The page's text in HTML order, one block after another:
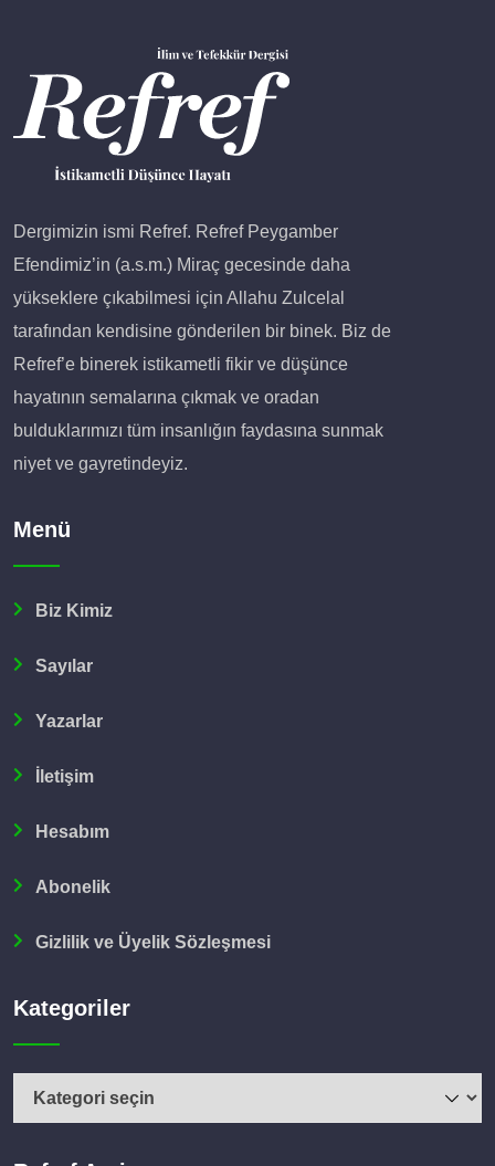
Dergimizin ismi Refref. Refref Peygamber
Efendimiz’in (a.s.m.) Miraç gecesinde daha
yükseklere çıkabilmesi için Allahu Zulcelal
tarafından kendisine gönderilen bir binek. Biz de
Refref’e binerek istikametli fikir ve düşünce
hayatının semalarına çıkmak ve oradan
bulduklarımızı tüm insanlığın faydasına sunmak
niyet ve gayretindeyiz.
Menü
Biz Kimiz
Sayılar
Yazarlar
İletişim
Hesabım
Abonelik
Gizlilik ve Üyelik Sözleşmesi
Kategoriler
Kategoriler